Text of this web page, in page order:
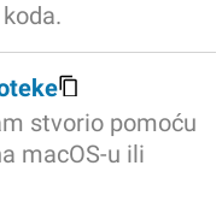
stvorio pomoću
macOS-u ili